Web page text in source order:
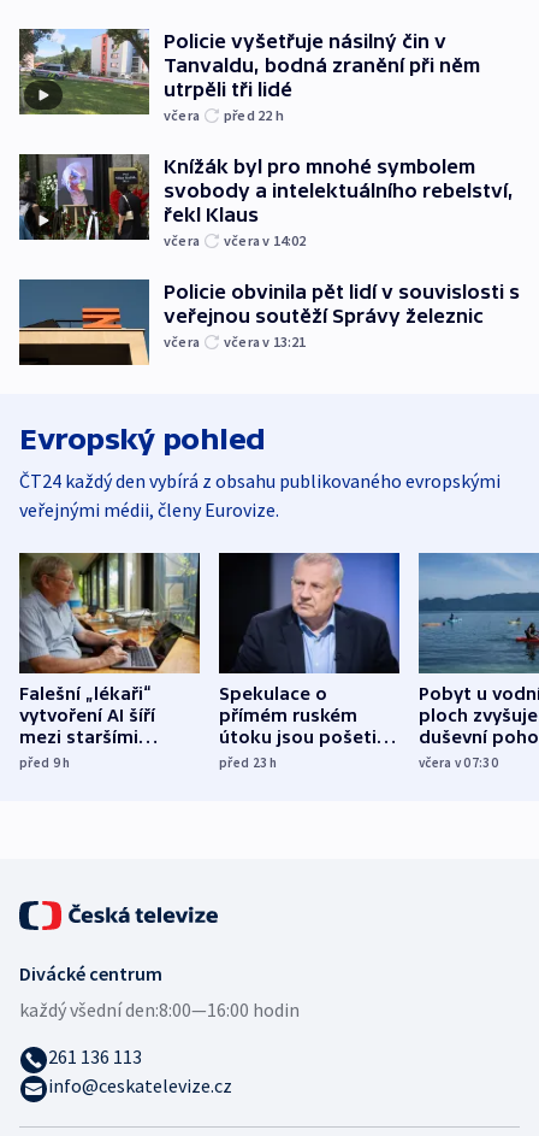
Policie vyšetřuje násilný čin v
Tanvaldu, bodná zranění při něm
utrpěli tři lidé
včera před 22 h
Knížák byl pro mnohé symbolem
svobody a intelektuálního rebelství,
řekl Klaus
včera včera v 14:02
Policie obvinila pět lidí v souvislosti s
veřejnou soutěží Správy železnic
včera včera v 13:21
Evropský pohled
ČT24 každý den vybírá z obsahu publikovaného evropskými
veřejnými médii, členy Eurovize.
Falešní „lékaři“
vytvoření AI šíří
mezi staršími
Poláky nebezpečné
před 9h
Spekulace o
přímém ruském
útoku jsou pošetilé,
míní estonský
před 23h
Pobyt u
ploch zvyšuje
duševní
ukázala
včera v 07:30
Divácké centrum
každý všední den:8:00—16:00 hodin
261 136 113
info@ceskatelevize.cz